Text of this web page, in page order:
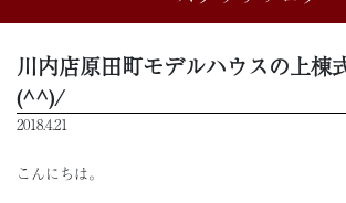
川内店原田町モデルハウスの上棟
(^^)/
2018.4.21
こんにちは。